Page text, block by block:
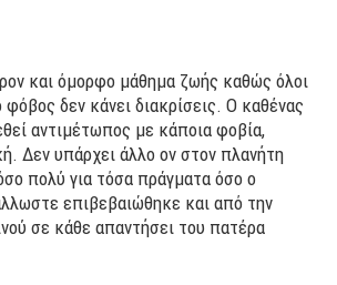
και όμορφο μάθημα ζωής καθώς όλοι
δεν κάνει διακρίσεις. Ο καθένας
αντιμέτωπος με κάποια φοβία,
Δεν υπάρχει άλλο ον στον πλανήτη
πολύ για τόσα πράγματα όσο ο
επιβεβαιώθηκε και από την
σε κάθε απαντήσει του πατέρα